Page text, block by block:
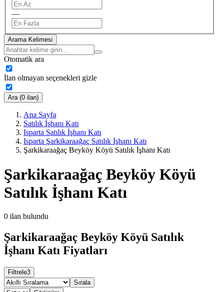
—
Arama Kelimesi
Otomatik ara
İlan olmayan seçenekleri gizle
Ara (0 ilan)
Ana Sayfa
Satılık İşhanı Katı
Isparta Satılık İşhanı Katı
Isparta Şarkikaraağaç Satılık İşhanı Katı
Şarkikaraağaç Beyköy Köyü Satılık İşhanı Katı
Şarkikaraağaç Beyköy Köyü
Satılık İşhanı Katı
0 ilan bulundu
Şarkikaraağaç Beyköy Köyü Satılık
İşhanı Katı Fiyatları
Filtrele3
Sırala